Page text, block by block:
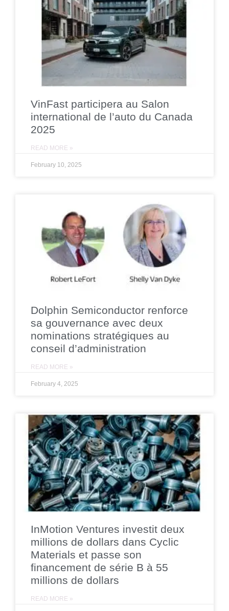
VinFast participera au Salon
international de l’auto du Canada
2025
READ MORE »
February 10, 2025
Dolphin Semiconductor renforce
sa gouvernance avec deux
nominations stratégiques au
conseil d’administration
READ MORE »
February 4, 2025
InMotion Ventures investit deux
millions de dollars dans Cyclic
Materials et passe son
financement de série B à 55
millions de dollars
READ MORE »